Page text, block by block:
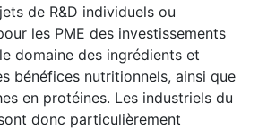
de R&D individuels ou
les PME des investissements
domaine des ingrédients et
bénéfices nutritionnels, ainsi que
en protéines. Les industriels du
donc particulièrement